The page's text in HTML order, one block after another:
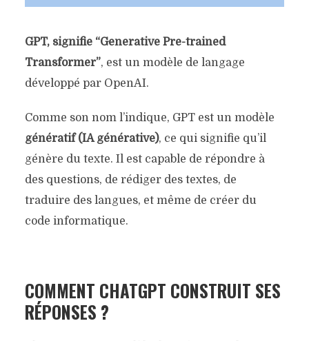
GPT, signifie “Generative Pre-trained
Transformer”, est un modèle de langage
développé par OpenAI.
Comme son nom l’indique, GPT est un modèle
génératif (IA générative), ce qui signifie qu’il
génère du texte. Il est capable de répondre à
des questions, de rédiger des textes, de
traduire des langues, et même de créer du
code informatique.
COMMENT CHATGPT CONSTRUIT SES
RÉPONSES ?